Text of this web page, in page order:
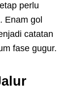
perlu
Enam gol
catatan
fase gugur.